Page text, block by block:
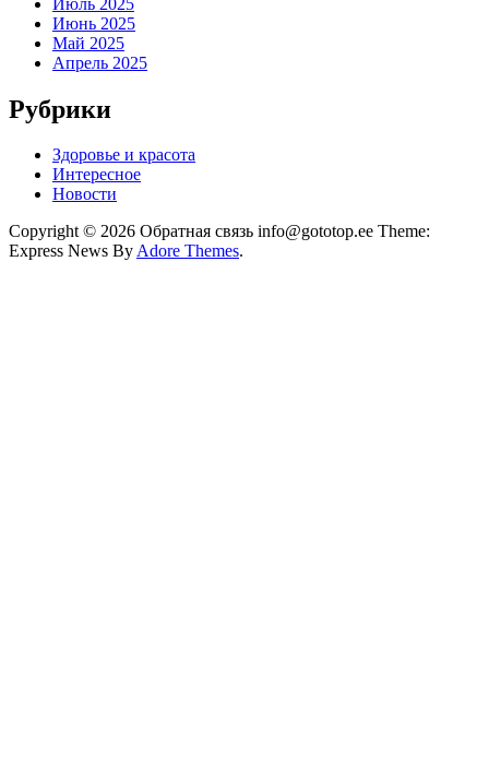
Июнь 2025
Май 2025
Апрель 2025
Рубрики
Здоровье и красота
Интересное
Новости
Copyright © 2026 Обратная связь info@gototop.ee Theme:
Express News ByAdore Themes.